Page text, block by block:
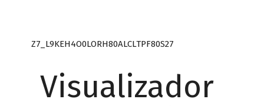
Z7_L9KEH4O0LORH80ALCLTPF80S27
Visualizador